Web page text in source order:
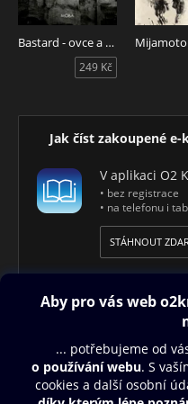
Bastard - ovce a vlci
249 Kč
Jak číst zakoupené
V aplikaci O2
• bez registrace
• na telefonu i
STÁHNOUT
Obsah ke stažení
Moje O2 Knihovna